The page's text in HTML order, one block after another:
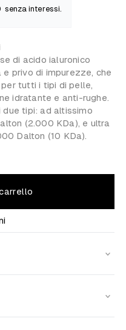
senza interessi.
di acido ialuronico
privo di impurezze, che
tutti i tipi di pelle,
idratante e anti-rughe.
due tipi: ad altissimo
(2.000 KDa), e ultra
Dalton (10 KDa).